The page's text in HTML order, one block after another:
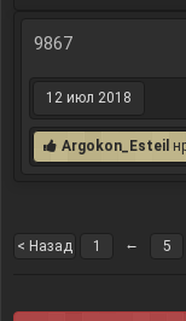
9867
12 июл 2018
Argokon_Esteil
< Назад 1 ← 5